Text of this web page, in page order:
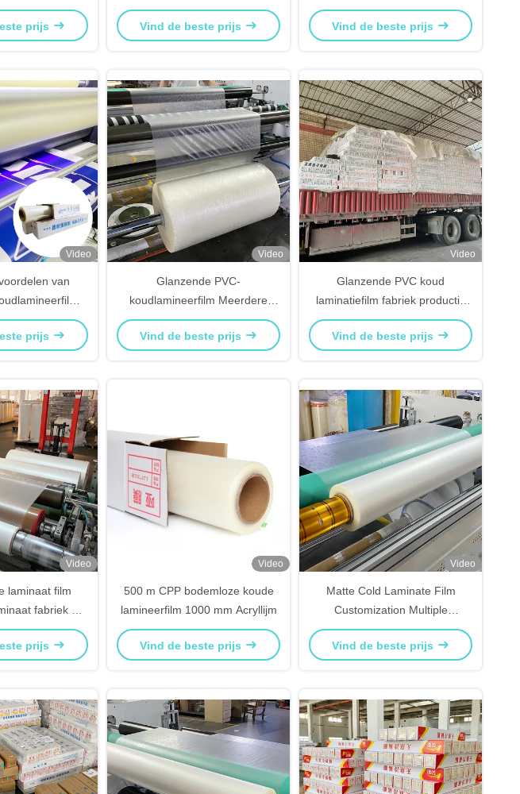
in CHINA
prijs
Film
Vind de beste prijs
koude lamineerfilm
Vind de beste prijs
Video
van
prijs
Video
Glanzende PVC-
koudlamineerfilm Meerdere
specificaties Snel en glad
Vind de beste prijs
Video
Glanzende PVC koud
laminatiefilm fabriek productie
transparant
Vind de beste prijs
Video
laminaat film
fabriek op
prijs
Video
500 m CPP bodemloze koude
lamineerfilm 1000 mm Acryllijm
Vind de beste prijs
Video
Matte Cold Laminate Film
Customization Multiple
Specifications Factory Price
Vind de beste prijs